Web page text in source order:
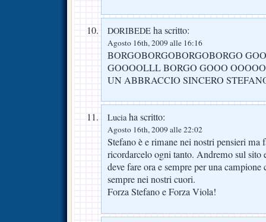
DORIBEDE ha scritto:
Agosto 16th, 2009 alle 16:16
BORGOBORGOBORGOBORGO
GOOOOLLL BORGO GOOO
UN ABBRACCIO SINCERO
Luciaha scritto:
Agosto 16th, 2009 alle 22:02
Stefano è e rimane nei nostri pensieri ma
ricordarcelo ogni tanto. Andremo sul sito
deve fare ora e sempre per una campione
sempre nei nostri cuori.
Forza Stefano e Forza Viola!